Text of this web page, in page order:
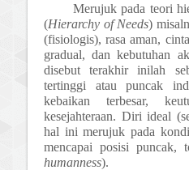
Merujuk pada teori
(Hierarchy of Needs)
(fisiologis), rasa aman,
gradual, dan kebutuhan
disebut terakhir inilah
tertinggi atau puncak
kebaikan terbesar,
kesejahteraan. Diri ideal
hal ini merujuk pada
mencapai posisi puncak,
humanness).